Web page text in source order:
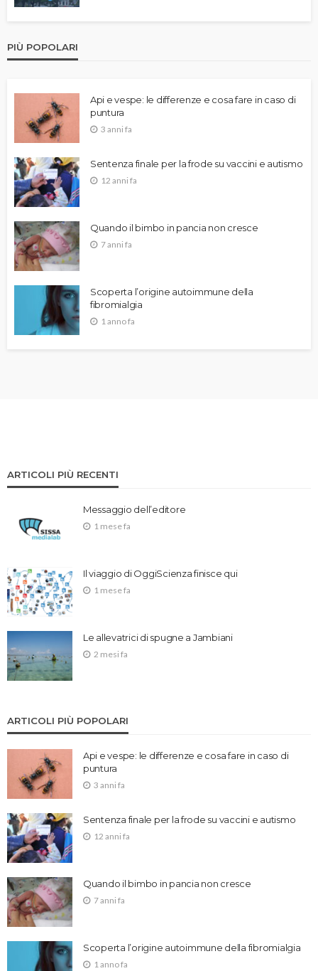
PIÙ POPOLARI
Api e vespe: le differenze e cosa fare in caso di
puntura
3 anni fa
Sentenza finale per la frode su vaccini e autismo
12 anni fa
Quando il bimbo in pancia non cresce
7 anni fa
Scoperta l’origine autoimmune della
fibromialgia
1 anno fa
ARTICOLI PIÙ RECENTI
Messaggio dell’editore
1 mese fa
Il viaggio di OggiScienza finisce qui
1 mese fa
Le allevatrici di spugne a Jambiani
2 mesi fa
ARTICOLI PIÙ POPOLARI
Api e vespe: le differenze e cosa fare in caso di
puntura
3 anni fa
Sentenza finale per la frode su vaccini e autismo
12 anni fa
Quando il bimbo in pancia non cresce
7 anni fa
Scoperta l’origine autoimmune della fibromialgia
1 anno fa